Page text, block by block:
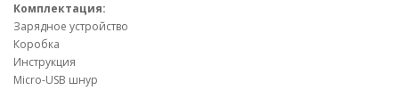
Комплектация:
Зарядное устройство
Коробка
Инструкция
Micro-USB шнур